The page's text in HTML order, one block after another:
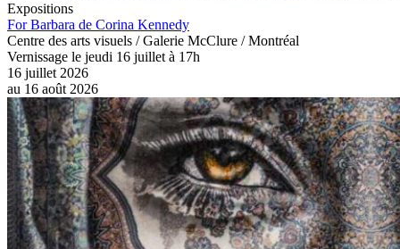
Expositions
For Barbara de Corina Kennedy
Centre des arts visuels / Galerie McClure / Montréal
Vernissage le jeudi 16 juillet à 17h
16 juillet 2026
au 16 août 2026